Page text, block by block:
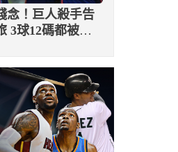
念！巨人殺手告
3球12碼都被擋